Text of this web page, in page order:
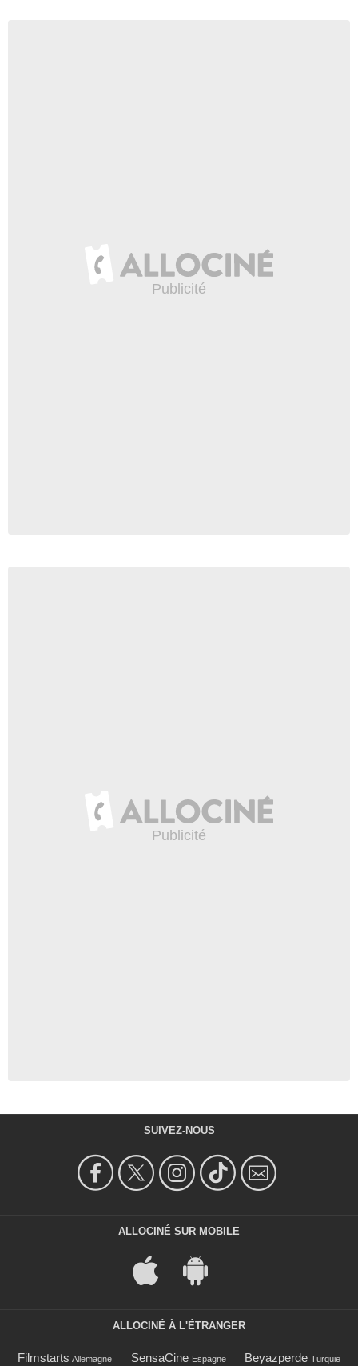
SUIVEZ-NOUS
ALLOCINÉ SUR MOBILE
ALLOCINÉ À L'ÉTRANGER
Filmstarts Allemagne SensaCine Espagne Beyazperde Turquie